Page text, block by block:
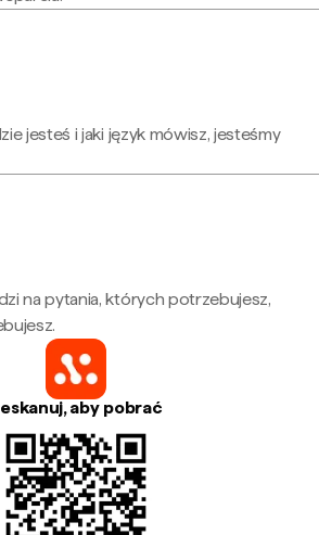
jesteś i jaki język mówisz, jesteśmy
na pytania, których potrzebujesz,
aby pobrać